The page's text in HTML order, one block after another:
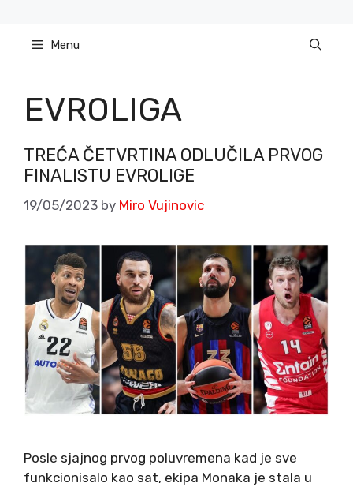
content Menu
EVROLIGA
TREĆA ČETVRTINA ODLUČILA PRVOG
FINALISTU EVROLIGE
19/05/2023 by Miro Vujinovic
Posle sjajnog prvog poluvremena kad je sve
funkcionisalo kao sat, ekipa Monaka je stala u